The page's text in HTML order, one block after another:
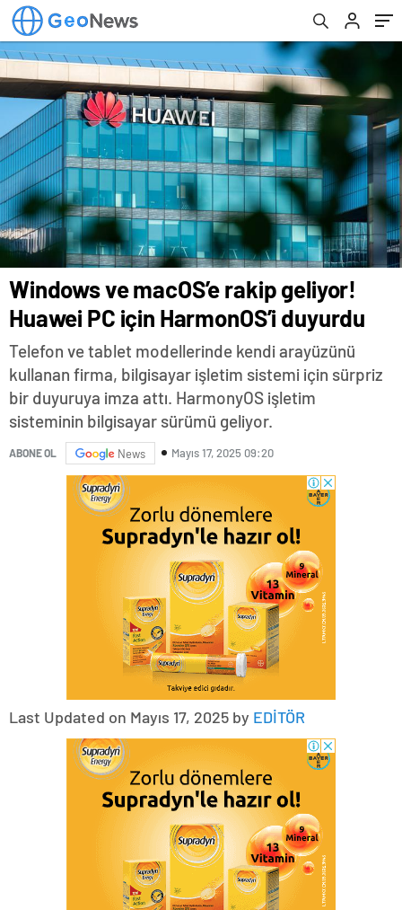
Windows ve macOS’e rakip geliyor!
Huawei PC için HarmonOS’i duyurdu
Telefon ve tablet modellerinde kendi arayüzünü
kullanan firma, bilgisayar işletim sistemi için sürpriz
bir duyuruya imza attı. HarmonyOS işletim
sisteminin bilgisayar sürümü geliyor.
ABONE OL News Mayıs 17, 2025 09:20
Last Updated on Mayıs 17, 2025 by EDİTÖR
Haberleri